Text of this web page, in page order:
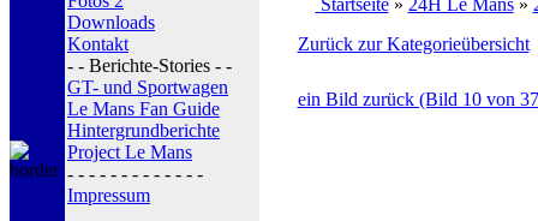
Downloads
Kontakt
- - Berichte-Stories - -
GT- und Sportwagen
Le Mans Fan Guide
Hintergrundberichte
Project Le Mans
- - - - - - - - - - - - -
Impressum
Startseite» 24H Le Mans»
Zurück zur Kategorieübersicht
ein Bild zurück (Bild 10 von